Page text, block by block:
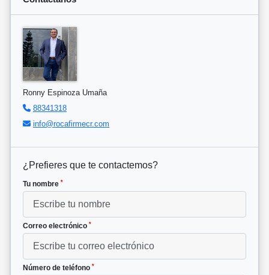
Ronny Espinoza Umaña
88341318
info@rocafirmecr.com
¿Prefieres que te contactemos?
Tu nombre *
Correo electrónico *
Número de teléfono *